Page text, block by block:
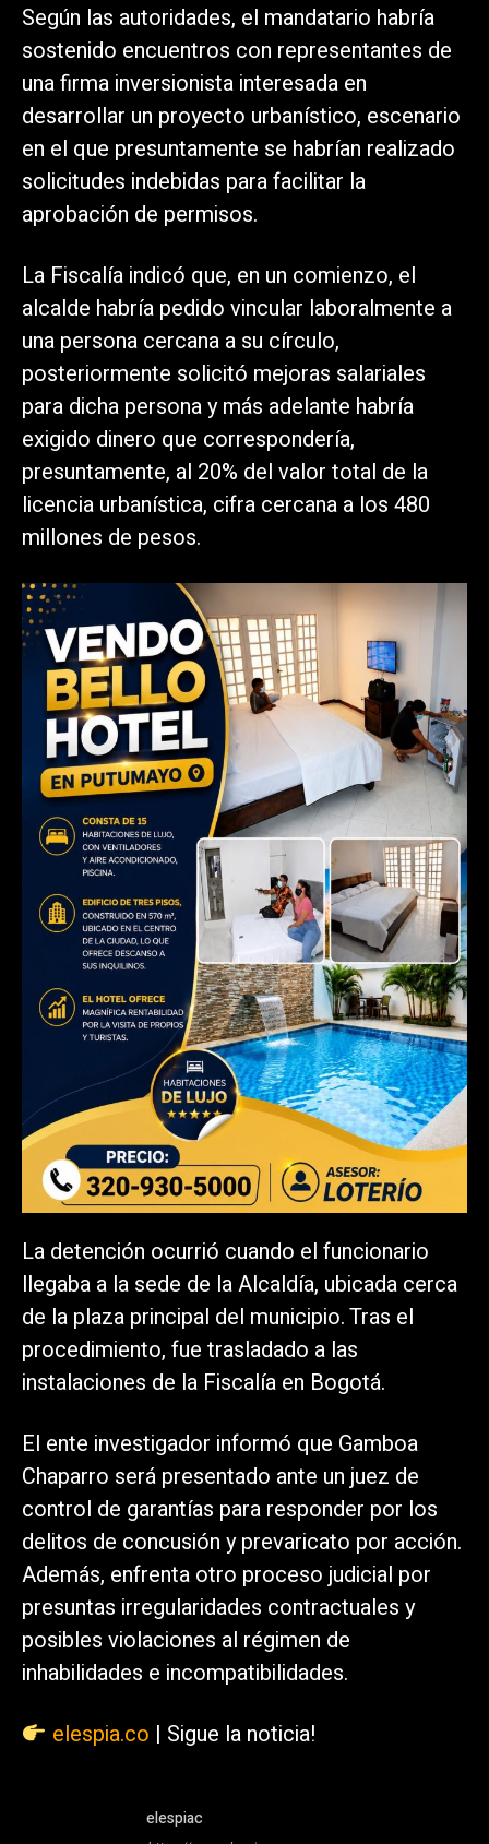
Según las autoridades, el mandatario habría
sostenido encuentros con representantes de
una firma inversionista interesada en
desarrollar un proyecto urbanístico, escenario
en el que presuntamente se habrían realizado
solicitudes indebidas para facilitar la
aprobación de permisos.
La Fiscalía indicó que, en un comienzo, el
alcalde habría pedido vincular laboralmente a
una persona cercana a su círculo,
posteriormente solicitó mejoras salariales
para dicha persona y más adelante habría
exigido dinero que correspondería,
presuntamente, al 20% del valor total de la
licencia urbanística, cifra cercana a los 480
millones de pesos.
La detención ocurrió cuando el funcionario
llegaba a la sede de la Alcaldía, ubicada cerca
de la plaza principal del municipio. Tras el
procedimiento, fue trasladado a las
instalaciones de la Fiscalía en Bogotá.
El ente investigador informó que Gamboa
Chaparro será presentado ante un juez de
control de garantías para responder por los
delitos de concusión y prevaricato por acción.
Además, enfrenta otro proceso judicial por
presuntas irregularidades contractuales y
posibles violaciones al régimen de
inhabilidades e incompatibilidades.
elespia.co | Sigue la noticia!
elespiac